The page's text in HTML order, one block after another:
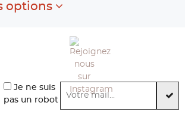
options
Je ne suis
pas un robot